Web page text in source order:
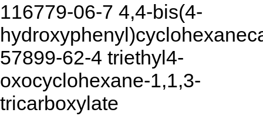
116779-06-7 4,4-bis(4-
57899-62-4 triethyl4-
oxocyclohexane-1,1,3-
tricarboxylate